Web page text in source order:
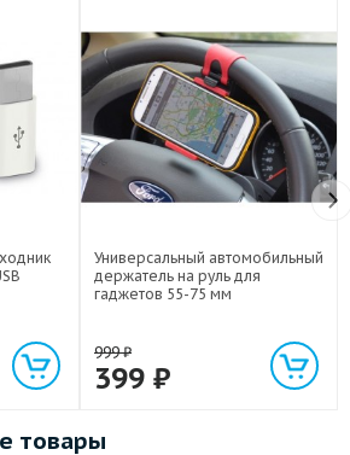
Универсальный автомобильный
держатель на руль для
гаджетов 55-75 мм
999₽
399 ₽
товары